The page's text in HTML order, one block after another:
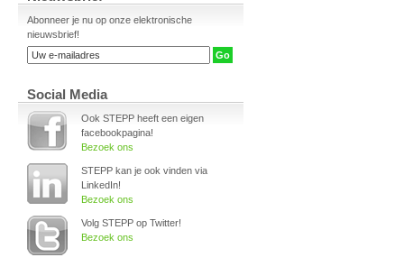
Abonneer je nu op onze elektronische
nieuwsbrief!
Social Media
Ook STEPP heeft een eigen
facebookpagina!
Bezoek ons
STEPP kan je ook vinden via
LinkedIn!
Bezoek ons
Volg STEPP op Twitter!
Bezoek ons